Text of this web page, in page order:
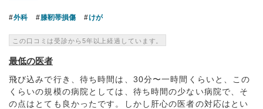
外科 膝靭帯損傷 けが
この口コミは受診から5年以上経過しています。
最低の医者
飛び込みで行き、待ち時間は、30分〜一時間くらいと、この
くらいの規模の病院としては、待ち時間の少ない病院で、そ
の点はとても良かったです。しかし肝心の医者の対応はとい